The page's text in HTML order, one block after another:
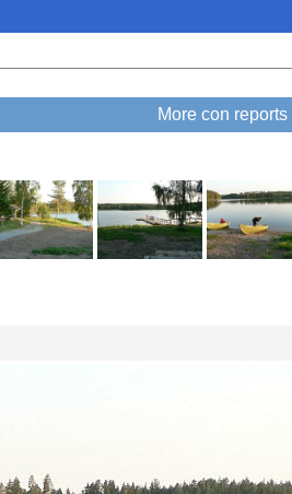
More con reports